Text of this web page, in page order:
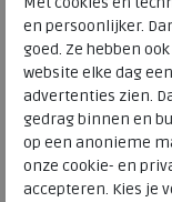
ECCO
Kleur
Materiaal
Uitneembaar voetbed
en persoonlijker.
goed. Ze hebben
website elke dag
advertenties zien.
gedrag binnen en
op een anonieme
onze cookie- en
accepteren. Kies je